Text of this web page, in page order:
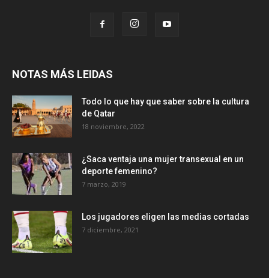
NOTAS MÁS LEIDAS
Todo lo que hay que saber sobre la cultura
de Qatar
18 noviembre, 2022
¿Saca ventaja una mujer transexual en un
deporte femenino?
7 marzo, 2019
Los jugadores eligen las medias cortadas
7 diciembre, 2021